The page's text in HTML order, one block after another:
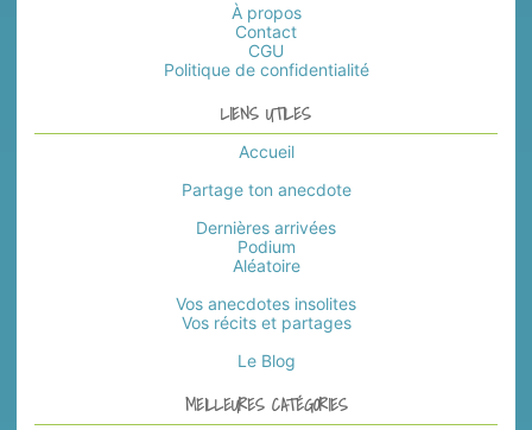
À propos
Contact
CGU
Politique de confidentialité
LIENS UTILES
Accueil
Partage ton anecdote
Dernières arrivées
Podium
Aléatoire
Vos anecdotes insolites
Vos récits et partages
Le Blog
MEILLEURES CATÉGORIES